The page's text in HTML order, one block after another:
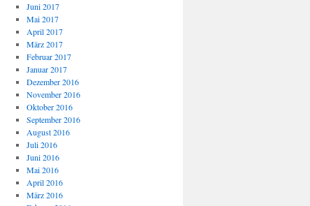
Juni 2017
Mai 2017
April 2017
März 2017
Februar 2017
Januar 2017
Dezember 2016
November 2016
Oktober 2016
September 2016
August 2016
Juli 2016
Juni 2016
Mai 2016
April 2016
März 2016